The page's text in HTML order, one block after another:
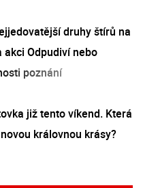
druhy štírů na
Odpudiví nebo
poznání
již tento víkend. Která
královnou krásy?